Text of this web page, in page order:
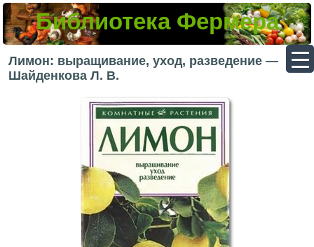
Библиотека Фермера
Лимон: выращивание, уход, разведение —
Шайденкова Л. В.